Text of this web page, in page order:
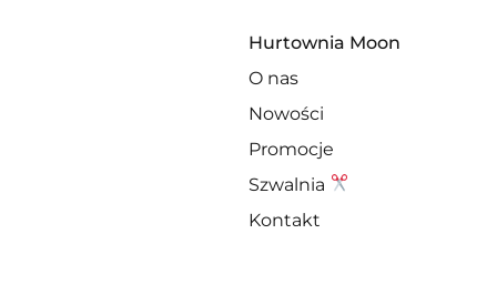
Hurtownia Moon
O nas
Nowości
Promocje
Szwalnia
Kontakt